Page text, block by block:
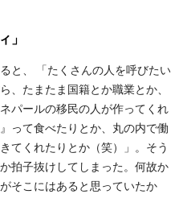
」
と、 「たくさんの人を呼びたい
、たまたま国籍とか職業とか、
パールの移民の人が作ってくれ
って食べたりとか、丸の内で働
てくれたりとか（笑）」。そう
拍子抜けしてしまった。何故か
そこにはあると思っていたか